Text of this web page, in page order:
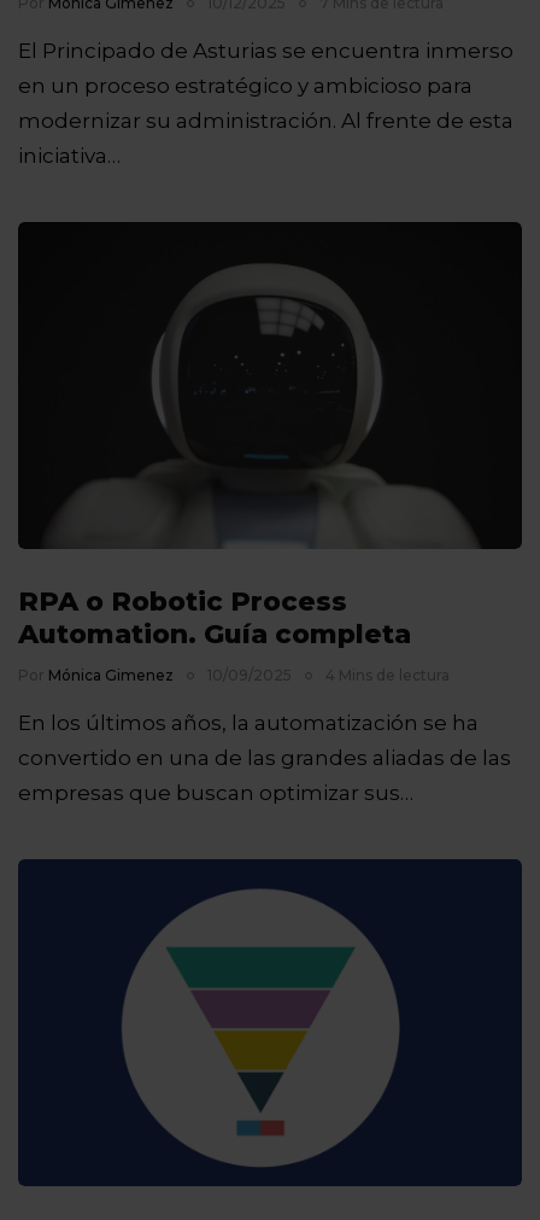
El Principado de Asturias se encuentra inmerso
en un proceso estratégico y ambicioso para
modernizar su administración. Al frente de esta
iniciativa…
RPA o Robotic Process
Automation. Guía completa
Por Mónica Gimenez 10/09/2025 4 Mins de lectura
En los últimos años, la automatización se ha
convertido en una de las grandes aliadas de las
empresas que buscan optimizar sus…